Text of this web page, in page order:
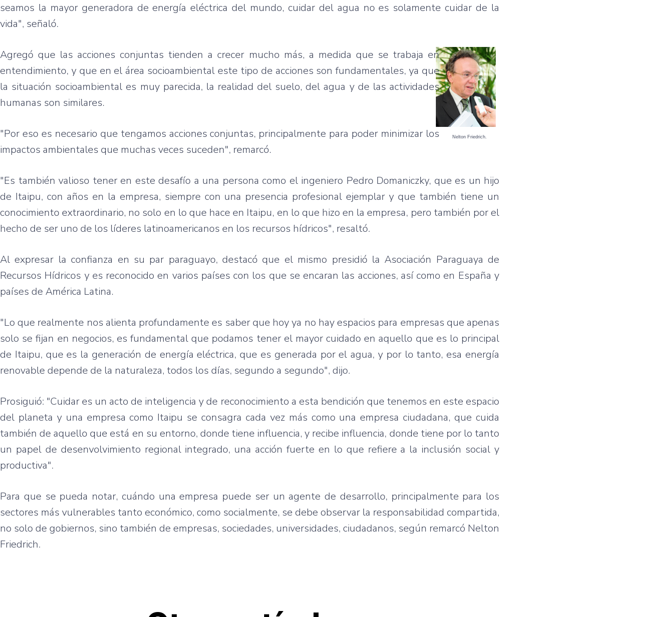
seamos la mayor generadora de energía eléctrica del mundo, cuidar del agua no es solamente cuidar de la
vida", señaló.
Nelton Friedrich.
Agregó que las acciones conjuntas tienden a crecer mucho más, a medida que se trabaja en
entendimiento, y que en el área socioambiental este tipo de acciones son fundamentales, ya que
la situación socioambiental es muy parecida, la realidad del suelo, del agua y de las actividades
humanas son similares.
"Por eso es necesario que tengamos acciones conjuntas, principalmente para poder minimizar los
impactos ambientales que muchas veces suceden", remarcó.
"Es también valioso tener en este desafío a una persona como el ingeniero Pedro Domaniczky, que es un hijo
de Itaipu, con años en la empresa, siempre con una presencia profesional ejemplar y que también tiene un
conocimiento extraordinario, no solo en lo que hace en Itaipu, en lo que hizo en la empresa, pero también por el
hecho de ser uno de los líderes latinoamericanos en los recursos hídricos", resaltó.
Al expresar la confianza en su par paraguayo, destacó que el mismo presidió la Asociación Paraguaya de
Recursos Hídricos y es reconocido en varios países con los que se encaran las acciones, así como en España y
países de América Latina.
"Lo que realmente nos alienta profundamente es saber que hoy ya no hay espacios para empresas que apenas
solo se fijan en negocios, es fundamental que podamos tener el mayor cuidado en aquello que es lo principal
de Itaipu, que es la generación de energía eléctrica, que es generada por el agua, y por lo tanto, esa energía
renovable depende de la naturaleza, todos los días, segundo a segundo", dijo.
Prosiguió: "Cuidar es un acto de inteligencia y de reconocimiento a esta bendición que tenemos en este espacio
del planeta y una empresa como Itaipu se consagra cada vez más como una empresa ciudadana, que cuida
también de aquello que está en su entorno, donde tiene influencia, y recibe influencia, donde tiene por lo tanto
un papel de desenvolvimiento regional integrado, una acción fuerte en lo que refiere a la inclusión social y
productiva".
Para que se pueda notar, cuándo una empresa puede ser un agente de desarrollo, principalmente para los
sectores más vulnerables tanto económico, como socialmente, se debe observar la responsabilidad compartida,
no solo de gobiernos, sino también de empresas, sociedades, universidades, ciudadanos, según remarcó Nelton
Friedrich.